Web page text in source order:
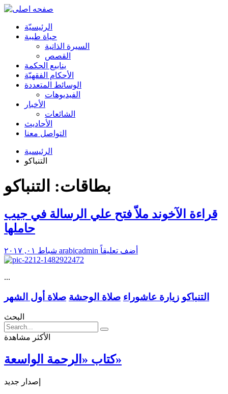
الرئیسیّة
حياة طيبة
السيرة الذاتية
القصص
ينابيع الحكمة
الأحکام الفقهیّة
الوسائط المتعددة
الفیدیوهات
الأخبار
الشائعات
الأحادیث
التواصل معنا
الرئيسية
التنباكو
بطاقات: التنباكو
قراءة الآخوند ملاّ فتح علي الرسالة في جيب
حاملها
arabicadmin أضف تعليقاً
...
التنباكو زيارة عاشوراء صلاة الوحشة صلاة أول الشهر
البحث
الأكثر مشاهدة
كتاب «الرحمة الواسعة»
إصدار جديد